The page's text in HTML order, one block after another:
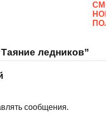
ледников”
сообщения.